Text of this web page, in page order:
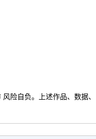
险自负。上述作品、数据